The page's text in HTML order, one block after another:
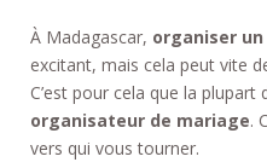
À Madagascar, organiser
excitant, mais cela peut vite
C’est pour cela que la
organisateur de mariage.
vers qui vous tourner.